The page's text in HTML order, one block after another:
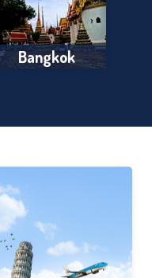
Bangkok